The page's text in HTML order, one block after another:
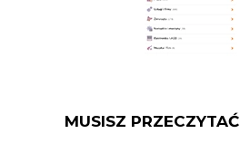
MUSISZ PRZECZYTAĆ